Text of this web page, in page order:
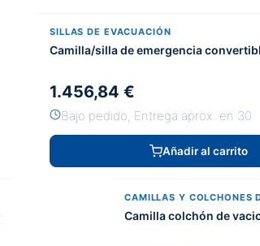
SILLAS DE EVACUACIÓN
Camilla/silla de emergencia
1.456,84 €
Bajo pedido, Entrega aprox. en 30
Añadir al carrito
CAMILLAS Y COLCHONES
Camilla colchón de